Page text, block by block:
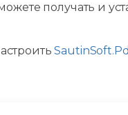
получать и